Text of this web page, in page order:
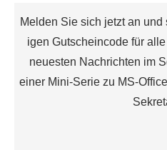
Melden Sie sich jetzt an
igen Gutscheincode für
neuesten Nachrichten im
einer Mini-Serie zu MS-